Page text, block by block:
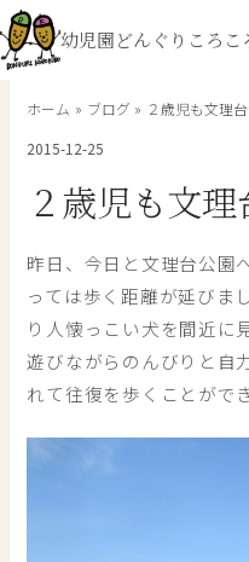
内
容
を
幼児園どんぐりころこ
ホーム ブログ
２歳児も文理
2015-12-25
２歳児も文
昨日、今日と文理台公園
っては歩く距離が延びま
り人懐っこい犬を間近に
遊びながらのんびりと自
れて往復を歩くことがで